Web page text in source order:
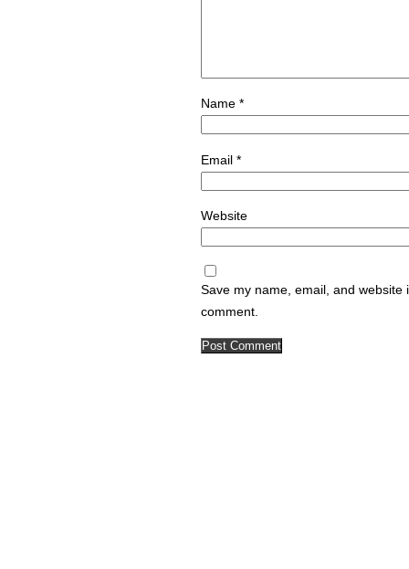
Name *
Email *
Website
Save my name, email, and
comment.